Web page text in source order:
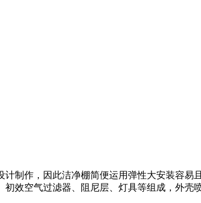
制作，因此洁净棚简便运用弹性大安装容易
效空气过滤器、阻尼层、灯具等组成，外壳喷